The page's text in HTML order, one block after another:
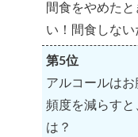
間食をやめた
い！間食しない
第5位
アルコールは
頻度を減らすと
は？